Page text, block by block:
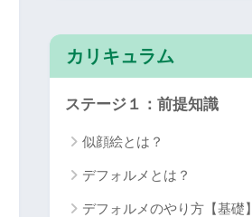
カリキュラム
ステージ１：前提知識
似顔絵とは？
デフォルメとは？
デフォルメのやり方【基礎】